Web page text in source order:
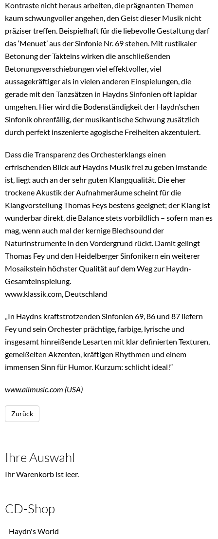
Kontraste nicht heraus arbeiten, die prägnanten Themen
kaum schwungvoller angehen, den Geist dieser Musik nicht
präziser treffen. Beispielhaft für die liebevolle Gestaltung darf
das ‘Menuet’ aus der Sinfonie Nr. 69 stehen. Mit rustikaler
Betonung der Takteins wirken die anschließenden
Betonungsverschiebungen viel effektvoller, viel
aussagekräftiger als in vielen anderen Einspielungen, die
gerade mit den Tanzsätzen in Haydns Sinfonien oft lapidar
umgehen. Hier wird die Bodenständigkeit der Haydn’schen
Sinfonik ohrenfällig, der musikantische Schwung zusätzlich
durch perfekt inszenierte agogische Freiheiten akzentuiert.
Dass die Transparenz des Orchesterklangs einen
erfrischenden Blick auf Haydns Musik frei zu geben imstande
ist, liegt auch an der sehr guten Klangqualität. Die eher
trockene Akustik der Aufnahmeräume scheint für die
Klangvorstellung Thomas Feys bestens geeignet; der Klang ist
wunderbar direkt, die Balance stets vorbildlich – sofern man es
mag, wenn auch mal der kernige Blechsound der
Naturinstrumente in den Vordergrund rückt. Damit gelingt
Thomas Fey und den Heidelberger Sinfonikern ein weiterer
Mosaikstein höchster Qualität auf dem Weg zur Haydn-
Gesamteinspielung.
www.klassik.com, Deutschland
„In Haydns kraftstrotzenden Sinfonien 69, 86 und 87 liefern
Fey und sein Orchester prächtige, farbige, lyrische und
insgesamt hinreißende Lesarten mit klar definierten Texturen,
gemeißelten Akzenten, kräftigen Rhythmen und einem
immensen Sinn für Humor. Kurzum: schlicht ideal!“
www.allmusic.com (USA)
Zurück
Ihre Auswahl
Ihr Warenkorb ist leer.
CD-Shop
Haydn's World